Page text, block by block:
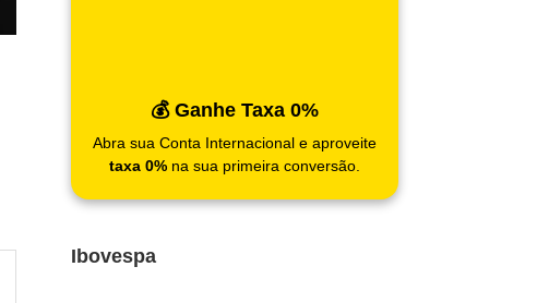
💰 Ganhe Taxa 0%
Abra sua Conta Internacional e aproveite
taxa 0% na sua primeira conversão.
Ibovespa